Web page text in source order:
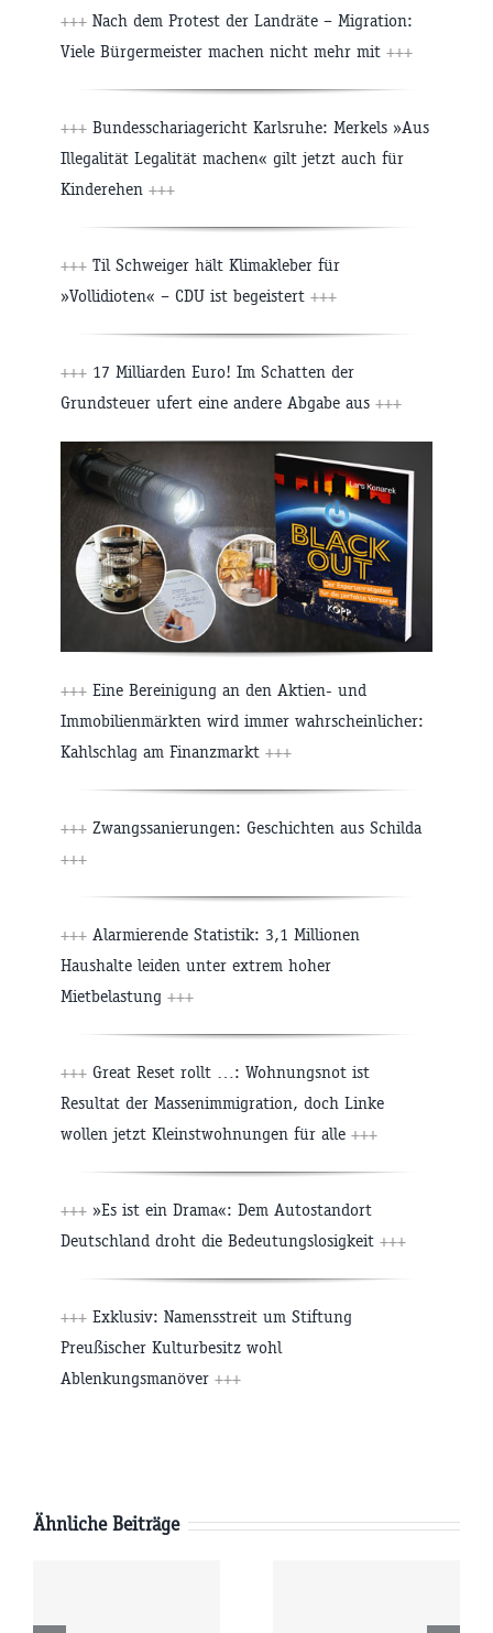
+++ Nach dem Protest der Landräte – Migration:
Viele Bürgermeister machen nicht mehr mit +++
+++ Bundesschariagericht Karlsruhe: Merkels »Aus
Illegalität Legalität machen« gilt jetzt auch für
Kinderehen +++
+++ Til Schweiger hält Klimakleber für
»Vollidioten« – CDU ist begeistert +++
+++ 17 Milliarden Euro! Im Schatten der
Grundsteuer ufert eine andere Abgabe aus +++
+++ Eine Bereinigung an den Aktien- und
Immobilienmärkten wird immer wahrscheinlicher:
Kahlschlag am Finanzmarkt +++
+++ Zwangssanierungen: Geschichten aus Schilda
+++
+++ Alarmierende Statistik: 3,1 Millionen
Haushalte leiden unter extrem hoher
Mietbelastung +++
+++ Great Reset rollt …: Wohnungsnot ist
Resultat der Massenimmigration, doch Linke
wollen jetzt Kleinstwohnungen für alle +++
+++ »Es ist ein Drama«: Dem Autostandort
Deutschland droht die Bedeutungslosigkeit +++
+++ Exklusiv: Namensstreit um Stiftung
Preußischer Kulturbesitz wohl
Ablenkungsmanöver +++
Ähnliche Beiträge
Dienstag